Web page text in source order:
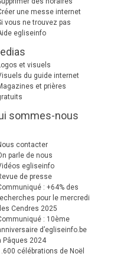
une messe internet
vous ne trouvez pas
egliseinfo
et visuels
du guide internet
et prières
sommes-nous
contacter
parle de nous
egliseinfo
de presse
: +64% des
pour le mercredi
Cendres 2025
: 10ème
d’egliseinfo.be
Pâques 2024
célébrations de Noël